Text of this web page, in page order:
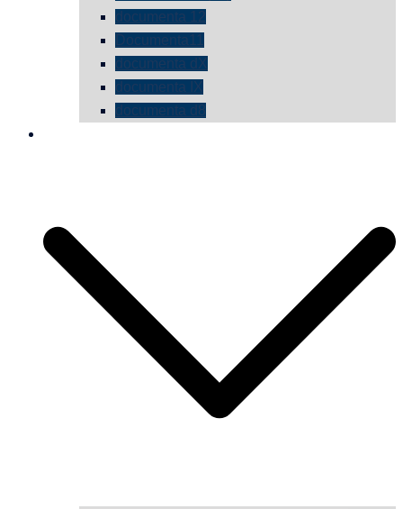
documenta 12
Documenta11
documenta dX
documenta IX
documenta d8